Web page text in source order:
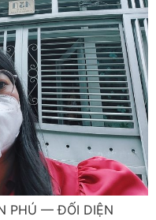
PHÚ — ĐỐI DIỆN